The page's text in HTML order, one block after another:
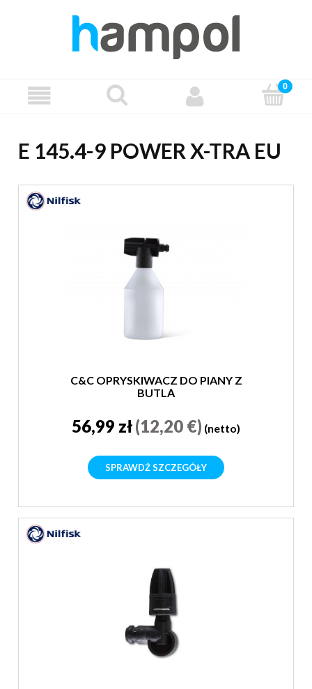
E 145.4-9 POWER X-TRA EU
C&C OPRYSKIWACZ DO PIANY Z
BUTLĄ
56,99 zł(12,20 €) (netto)
SPRAWDŹ SZCZEGÓŁY